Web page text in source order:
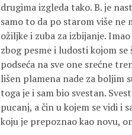
drugima izgleda tako. B. je
samo to da po starom više ne
ožiljke i zuba za izbijanje.
zbog pesme i ludosti kojom
podseća na sve one srećne
lišen plamena nade za boljim
toga je i sam bio svestan.
pucanj, a čin u kojem se vidi i
koju je prepoznao kao novu,